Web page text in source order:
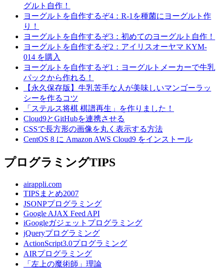
グルト自作！
ヨーグルトを自作するぞ4：R-1を種菌にヨーグルト作
り！
ヨーグルトを自作するぞ3：初めてのヨーグルト自作！
ヨーグルトを自作するぞ2：アイリスオーヤマ KYM-
014 を購入
ヨーグルトを自作するぞ1：ヨーグルトメーカーで牛乳
パックから作れる！
【永久保存版】牛乳苦手な人が美味しいマンゴーラッ
シーを作るコツ
「ステルス将棋 棋譜再生」を作りました！
Cloud9とGitHubを連携させる
CSSで長方形の画像を丸く表示する方法
CentOS 8 に Amazon AWS Cloud9 をインストール
プログラミングTIPS
airappli.com
TIPSまとめ2007
JSONPプログラミング
Google AJAX Feed API
iGoogleガジェットプログラミング
jQueryプログラミング
ActionScript3.0プログラミング
AIRプログラミング
「左上の魔術師」理論